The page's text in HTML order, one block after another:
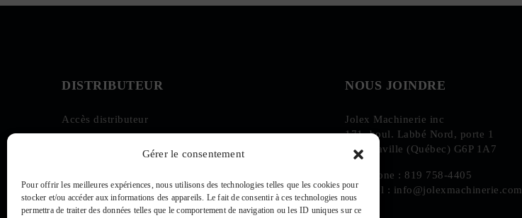
Gérer le consentement
Pour offrir les meilleures expériences, nous utilisons des technologies telles que les cookies pour
stocker et/ou accéder aux informations des appareils. Le fait de consentir à ces technologies nous
permettra de traiter des données telles que le comportement de navigation ou les ID uniques sur ce
DISTRIBUTEUR
Accès distributeur
NOUS JOINDRE
Jolex Machinerie inc
171, boul. Labbé Nord, porte 1
Victoriaville (Québec) G6P 1A7
Téléphone : 819 758-4405
Courriel : info@jolexmachinerie.com